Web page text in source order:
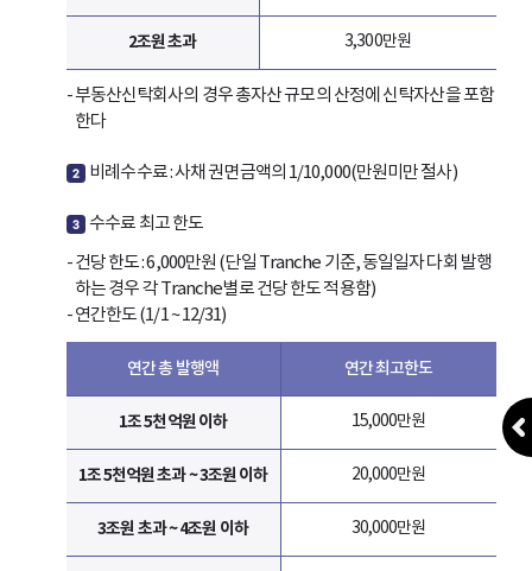
2조원 초과 3,300만원
- 부동산신탁회사의 경우 총자산 규모의 산정에 신탁자산을 포함
한다
2 비례수수료 : 사채 권면금액의 1/10,000(만원미만 절사)
3
수수료 최고 한도
- 건당 한도 : 6,000만원 (단일 Tranche 기준, 동일일자 다회 발행
하는 경우 각 Tranche별로 건당 한도 적용함)
- 연간한도 (1/1 ~ 12/31)
연간 총 발행액 연간 최고한도
1조 5천억원 이하 15,000만원
1조 5천억원 초과 ~ 3조원 이하 20,000만원
3조원 초과 ~ 4조원 이하 30,000만원